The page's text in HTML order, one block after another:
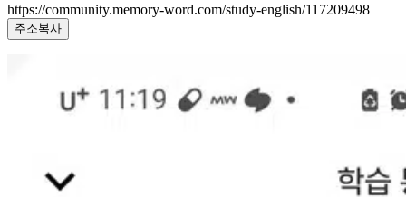
https://community.memory-word.com/study-english/117209498
주소복사